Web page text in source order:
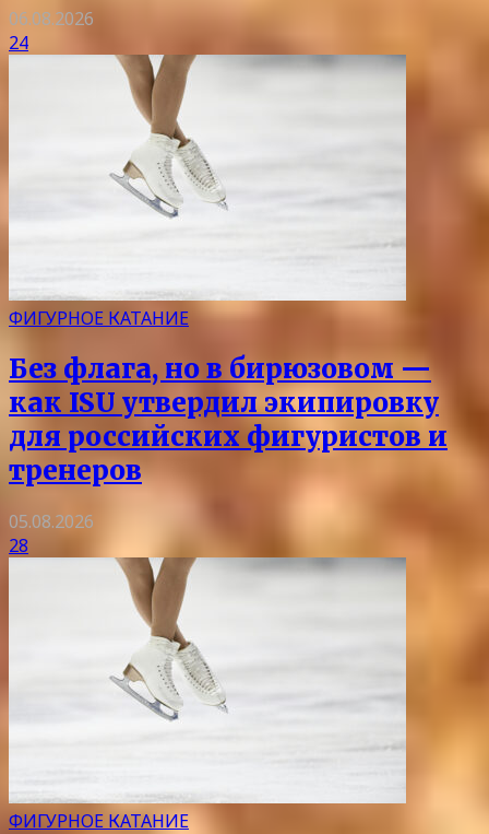
06.08.2026
24
ФИГУРНОЕ КАТАНИЕ
Без флага, но в бирюзовом —
как ISU утвердил экипировку
для российских фигуристов и
тренеров
05.08.2026
28
ФИГУРНОЕ КАТАНИЕ